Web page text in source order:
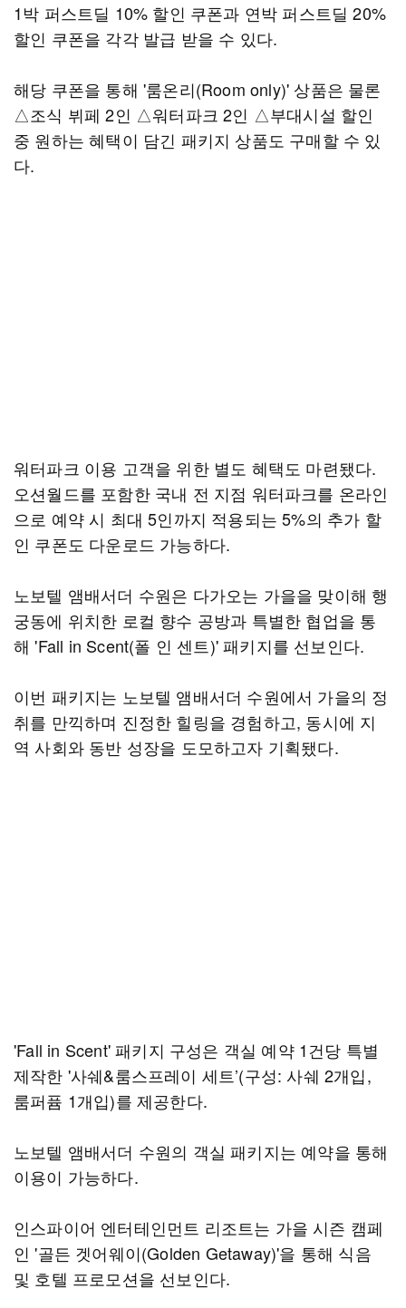
1박 퍼스트딜 10% 할인 쿠폰과 연박 퍼스트딜 20%
할인 쿠폰을 각각 발급 받을 수 있다.
해당 쿠폰을 통해 '룸온리(Room only)' 상품은 물론
△조식 뷔페 2인 △워터파크 2인 △부대시설 할인
중 원하는 혜택이 담긴 패키지 상품도 구매할 수 있
다.
워터파크 이용 고객을 위한 별도 혜택도 마련됐다.
오션월드를 포함한 국내 전 지점 워터파크를 온라인
으로 예약 시 최대 5인까지 적용되는 5%의 추가 할
인 쿠폰도 다운로드 가능하다.
노보텔 앰배서더 수원은 다가오는 가을을 맞이해 행
궁동에 위치한 로컬 향수 공방과 특별한 협업을 통
해 'Fall in Scent(폴 인 센트)' 패키지를 선보인다.
이번 패키지는 노보텔 앰배서더 수원에서 가을의 정
취를 만끽하며 진정한 힐링을 경험하고, 동시에 지
역 사회와 동반 성장을 도모하고자 기획됐다.
'Fall in Scent' 패키지 구성은 객실 예약 1건당 특별
제작한 '사쉐&룸스프레이 세트’(구성: 사쉐 2개입,
룸퍼퓸 1개입)를 제공한다.
노보텔 앰배서더 수원의 객실 패키지는 예약을 통해
이용이 가능하다.
인스파이어 엔터테인먼트 리조트는 가을 시즌 캠페
인 '골든 겟어웨이(Golden Getaway)'을 통해 식음
및 호텔 프로모션을 선보인다.